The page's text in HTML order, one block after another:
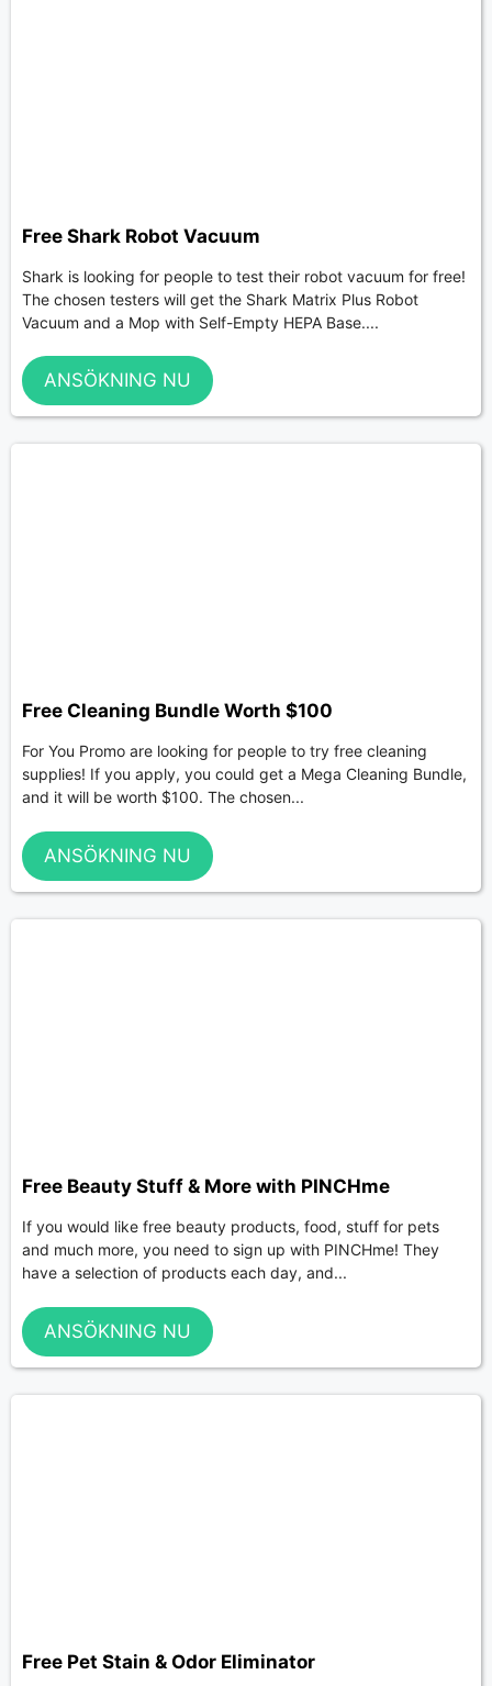
Free Shark Robot Vacuum
Shark is looking for people to test their robot vacuum for free!
The chosen testers will get the Shark Matrix Plus Robot
Vacuum and a Mop with Self-Empty HEPA Base....
ANSÖKNING NU
Free Cleaning Bundle Worth $100
For You Promo are looking for people to try free cleaning
supplies! If you apply, you could get a Mega Cleaning Bundle,
and it will be worth $100. The chosen...
ANSÖKNING NU
Free Beauty Stuff & More with PINCHme
If you would like free beauty products, food, stuff for pets
and much more, you need to sign up with PINCHme! They
have a selection of products each day, and...
ANSÖKNING NU
Free Pet Stain & Odor Eliminator